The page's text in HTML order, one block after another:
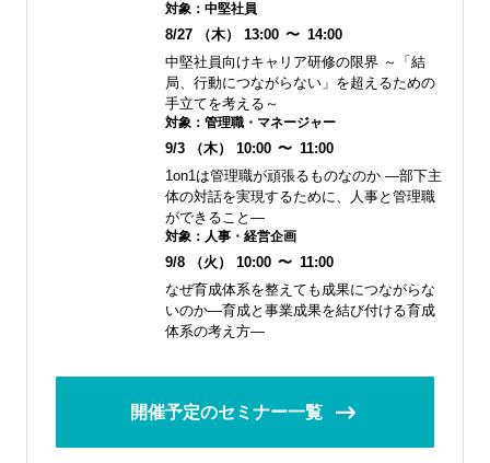
対象： 中堅社員
8/27 （木） 13:00 〜 14:00
中堅社員向けキャリア研修の限界 ～「結
局、行動につながらない」を超えるための
手立てを考える～
対象： 管理職・マネージャー
9/3 （木） 10:00 〜 11:00
1on1は管理職が頑張るものなのか ―部下主
体の対話を実現するために、人事と管理職
ができること―
対象： 人事・経営企画
9/8 （火） 10:00 〜 11:00
なぜ育成体系を整えても成果につながらな
いのか―育成と事業成果を結び付ける育成
体系の考え方―
開催予定のセミナー一覧